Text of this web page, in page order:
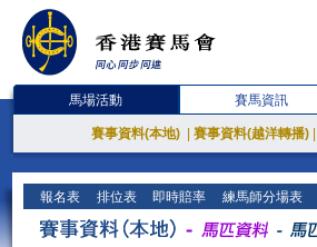
馬場活動 賽馬資訊
賽事資料(本地) 賽事資料(越洋轉播)
報名表 排位表 即時賠率 練馬師分場表